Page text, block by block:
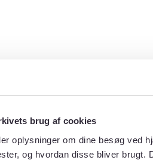
brug af cookies
oplysninger om dine besøg ved
og hvordan disse bliver